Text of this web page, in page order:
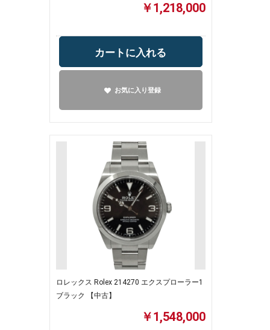
￥1,218,000
カートに入れる
お気に入り登録
ロレックス Rolex 214270 エクスプローラー1
ブラック 【中古】
￥1,548,000